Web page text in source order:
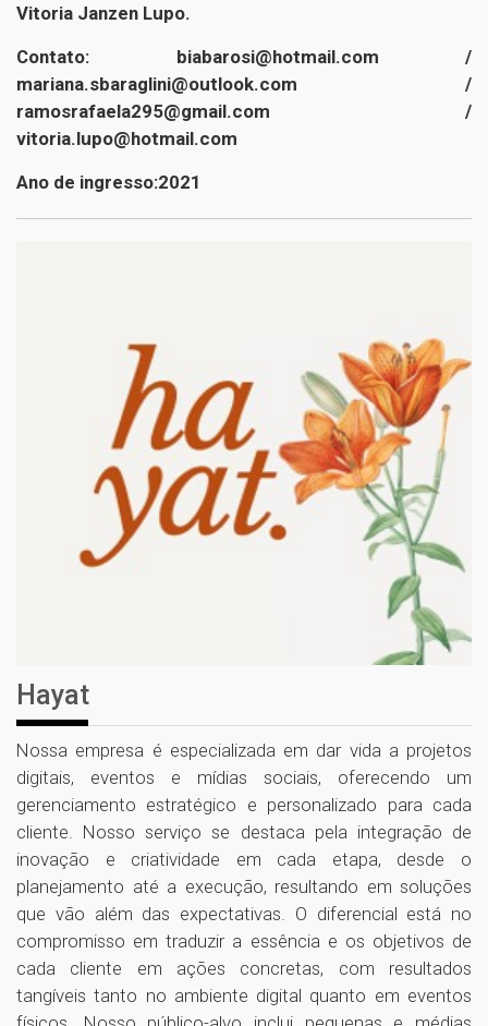
Vitoria Janzen Lupo.
Contato: biabarosi@hotmail.com /
mariana.sbaraglini@outlook.com /
ramosrafaela295@gmail.com /
vitoria.lupo@hotmail.com
Ano de ingresso:2021
Hayat
Nossa empresa é especializada em dar vida a projetos
digitais, eventos e mídias sociais, oferecendo um
gerenciamento estratégico e personalizado para cada
cliente. Nosso serviço se destaca pela integração de
inovação e criatividade em cada etapa, desde o
planejamento até a execução, resultando em soluções
que vão além das expectativas. O diferencial está no
compromisso em traduzir a essência e os objetivos de
cada cliente em ações concretas, com resultados
tangíveis tanto no ambiente digital quanto em eventos